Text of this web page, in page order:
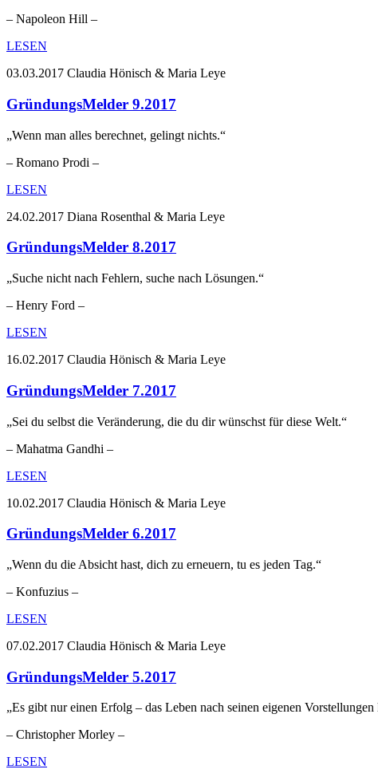
– Napoleon Hill –
LESEN
03.03.2017 Claudia Hönisch & Maria Leye
GründungsMelder 9.2017
„Wenn man alles berechnet, gelingt nichts.“
– Romano Prodi –
LESEN
24.02.2017 Diana Rosenthal & Maria Leye
GründungsMelder 8.2017
„Suche nicht nach Fehlern, suche nach Lösungen.“
– Henry Ford –
LESEN
16.02.2017 Claudia Hönisch & Maria Leye
GründungsMelder 7.2017
„Sei du selbst die Veränderung, die du dir wünschst für diese Welt.“
– Mahatma Gandhi –
LESEN
10.02.2017 Claudia Hönisch & Maria Leye
GründungsMelder 6.2017
„Wenn du die Absicht hast, dich zu erneuern, tu es jeden Tag.“
– Konfuzius –
LESEN
07.02.2017 Claudia Hönisch & Maria Leye
GründungsMelder 5.2017
„Es gibt nur einen Erfolg – das Leben nach seinen eigenen
– Christopher Morley –
LESEN